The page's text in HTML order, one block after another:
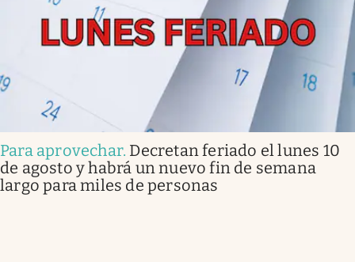
Para aprovechar. Decretan feriado el lunes 10
de agosto y habrá un nuevo fin de semana
largo para miles de personas